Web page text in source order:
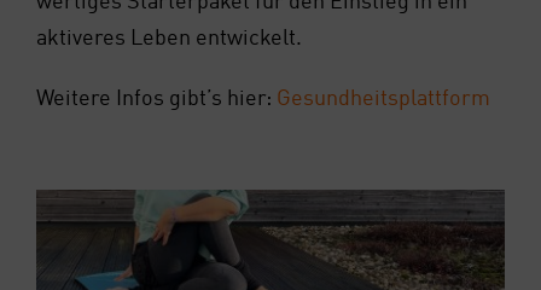
akti­ve­res Leben ent­wi­ckelt.
Wei­te­re Infos gibt’s hier: Gesund­heits­platt­form